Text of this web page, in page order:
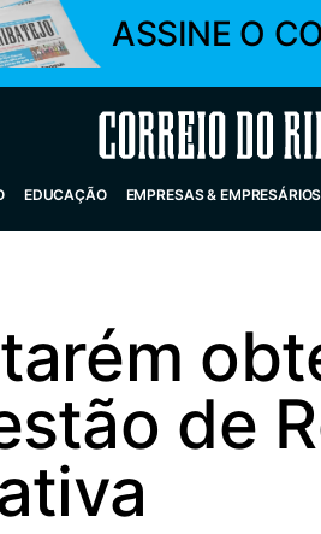
ASSINE O
Correio do Ribatejo
EDUCAÇÃO EMPRESAS & EMPRESÁRIOS
de